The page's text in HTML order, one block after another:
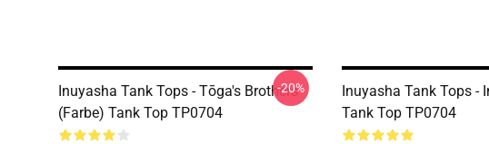
Inuyasha Tank Tops - Tōga's Brothers
(Farbe) Tank Top TP0704
-20%
Inuyasha Tank Tops -
Tank Top TP0704